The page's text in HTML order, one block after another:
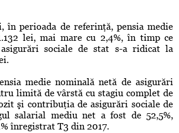
în perioada de referinţă, pensia medie
lei, mai mare cu 2,4%, în timp ce
sociale de stat s-a ridicat la
medie nominală netă de asigurări
limită de vârstă cu stagiu complet de
şi contribuţia de asigurări sociale de
salarial mediu net a fost de 52,5%,
înregistrat T3 din 2017.